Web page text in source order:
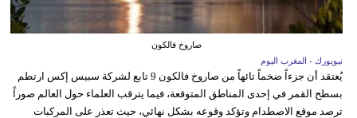
صاروخ فالكون
نيويورك - المغرب اليوم
يُعتقد أن جزءاً ضخماً تائهاً من صاروخ فالكون 9 تابع لشركة سبيس إكس ارتطم
بسطح القمر في إحدى المناطق المتوقعة، فيما يترقب العلماء حول العالم صوراً
ترصد موقع الاصطدام وتؤكد وقوعه بشكل نهائي، حيث تعذر على المركبات